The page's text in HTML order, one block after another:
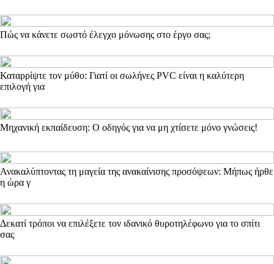
Πώς να κάνετε σωστό έλεγχο μόνωσης στο έργο σας;
Καταρρίψτε τον μύθο: Γιατί οι σωλήνες PVC είναι η καλύτερη
επιλογή για
Μηχανική εκπαίδευση: Ο οδηγός για να μη χτίσετε μόνο γνώσεις!
Ανακαλύπτοντας τη μαγεία της ανακαίνισης προσόψεων: Μήπως ήρθε
η ώρα γ
Δεκατί τρόποι να επιλέξετε τον ιδανικό θυροτηλέφωνο για το σπίτι
σας